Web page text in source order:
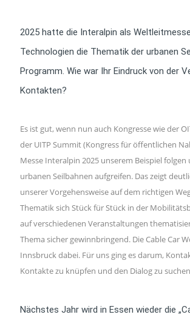
2025 hatte die Interalpin als
Technologien die Thematik der urbanen
Programm. Wie war Ihr Eindruck von der
Kontakten?
Es ist gut, wenn nun auch Kongresse wie der
der UITP Summit (Kongress für öffentlichen
Messe Interalpin 2025 unserem Beispiel folgen
urbanen Seilbahnen aufgreifen. Das zeigt
unserer Vorgehensweise auf dem richtigen
Thematik sich Stück für Stück in der
auf verschiedenen Veranstaltungen
Thema sicher gewinnbringend. Die Cable Car
Innsbruck dabei. Für uns ging es darum,
Kontakte zu knüpfen und den Dialog zu
Nächstes Jahr wird in Essen wieder die